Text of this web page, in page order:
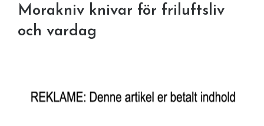
Morakniv knivar för friluftsliv
och vardag